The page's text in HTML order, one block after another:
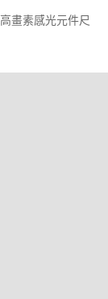
畫素感光元件尺